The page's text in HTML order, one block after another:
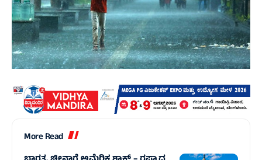
More Read